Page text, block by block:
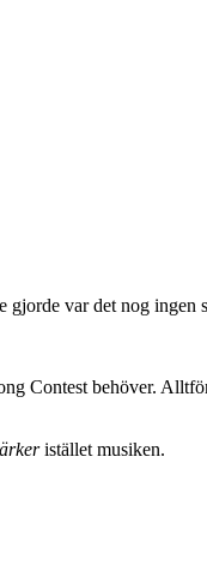
var det nog ingen
Contest behöver.
istället musiken.